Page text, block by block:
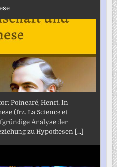
Poincaré, Henri. In
(frz. La Science et
Analyse der
zu Hypothesen
[...]